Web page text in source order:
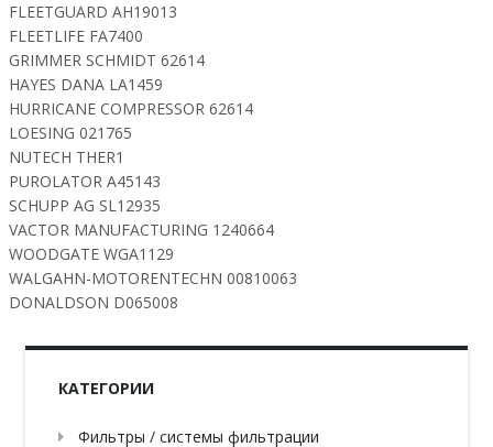
FLEETGUARD AH19013
FLEETLIFE FA7400
GRIMMER SCHMIDT 62614
HAYES DANA LA1459
HURRICANE COMPRESSOR 62614
LOESING 021765
NUTECH THER1
PUROLATOR A45143
SCHUPP AG SL12935
VACTOR MANUFACTURING 1240664
WOODGATE WGA1129
WALGAHN-MOTORENTECHN 00810063
DONALDSON D065008
КАТЕГОРИИ
Фильтры / системы фильтрации